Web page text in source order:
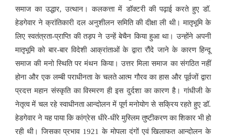
समाज का उद्धार, उत्थान। कलकत्ता में डॉक्टरी की पढ़ाई करते हुए डॉ.
हेडगेवार ने क्रांतिकारी दल अनुशीलन समिति की दीक्षा ली थी। मातृभूमि के
लिए स्वतंत्रता-प्राप्ति की तड़प ने उन्हें बेचैन किया हुआ था। उन्होंने अपनी
मातृभूमि को बार-बार विदेशी आक्रांताओं के द्वारा रौंदे जाने के कारण हिन्दू
समाज की मनो स्थिति पर मंथन किया। उत्तर मिला समाज का संगठित नहीं
होना और एक लम्बी पराधीनता के चलते आत्म गौरव का हास और पूर्वजों द्वारा
प्रदत्त महान संस्कृति का विस्मरण ही इस दुर्दशा का कारण है। गांधीजी के
नेतृत्व में चल रहे स्वाधीनता आन्दोलन में पूर्ण मनोयोग से सक्रिय रहते हुए डॉ.
हेडगेवार ने यह पाया कि कांग्रेस धीरे-धीरे मुस्लिम तुष्टीकरण का शिकार भी हो
रही थी। जिसका प्रभाव 1921 के मोपला दंगों एवं खिलाफत आन्दोलन के